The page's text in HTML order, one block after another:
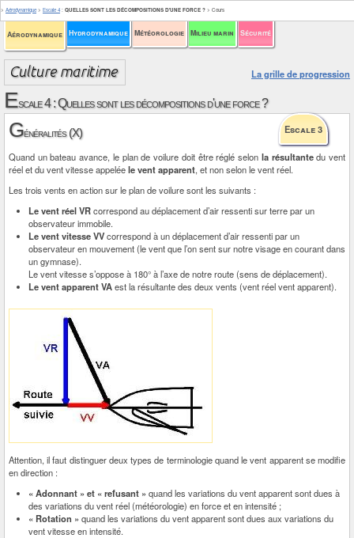
Aérodynamique Hydrodynamique Météorologie Milieu marin Sécurité
> Aérodynamique > Escale 4 : QUELLES SONT LES DÉCOMPOSITIONS D'UNE FORCE ? > Cours
La grille de progression
Escale 4 : Quelles sont les décompositions d'une force ?
Escale 3
Généralités (X)
Quand un bateau avance, le plan de voilure doit être réglé selon la résultantedu vent
réel et du vent vitesse appeléele vent apparent, et non selon le vent réel.
Les trois vents en action sur le plan de voilure sont les suivants :
Le vent réel VRcorrespond au déplacement d’air ressenti sur terre par un
observateur immobile.
Le vent vitesse VVcorrespond à un déplacement d’air ressenti par un
observateur en mouvement (le vent que l’on sent sur notre visage en courant dans
un gymnase).
Le vent vitesse s’oppose à 180° à l’axe de notre route (sens de déplacement).
Le vent apparent VAest la résultante des deux vents (vent réel vent apparent).
Attention, il faut distinguer deux types de terminologie quand le vent apparent se modifie
en direction :
« Adonnant » et « refusant » quand les variations du vent apparent sont dues à
des variations du vent réel (météorologie) en force et en intensité ;
« Rotation » quand les variations du vent apparent sont dues aux variations du
vent vitesse en intensité.